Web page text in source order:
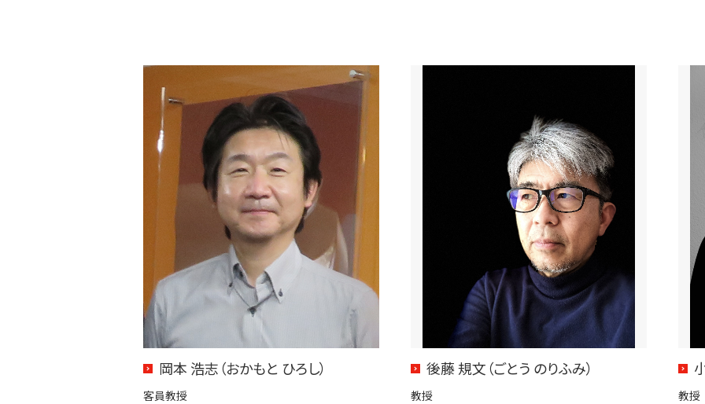
岡本 浩志（おかもと ひろし）
客員教授
後藤 規文（ごとう のりふみ）
教授
教授